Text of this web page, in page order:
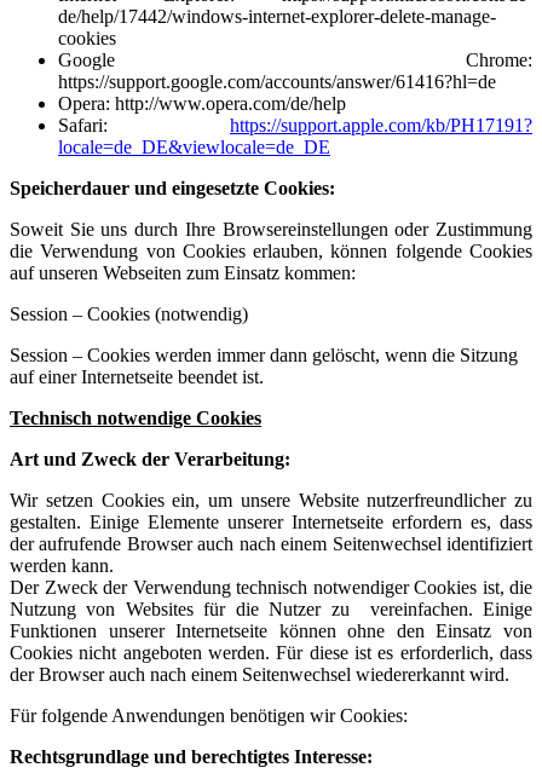
de/help/17442/windows-internet-explorer-delete-manage-
cookies
Google Chrome:
https://support.google.com/accounts/answer/61416?hl=de
Opera: http://www.opera.com/de/help
Safari: https://support.apple.com/kb/PH17191?
locale=de_DE&viewlocale=de_DE
Speicherdauer und eingesetzte Cookies:
Soweit Sie uns durch Ihre Browsereinstellungen oder Zustimmung
die Verwendung von Cookies erlauben, können folgende Cookies
auf unseren Webseiten zum Einsatz kommen:
Session – Cookies (notwendig)
Session – Cookies werden immer dann gelöscht, wenn die Sitzung
auf einer Internetseite beendet ist.
Technisch notwendige Cookies
Art und Zweck der Verarbeitung:
Wir setzen Cookies ein, um unsere Website nutzerfreundlicher zu
gestalten. Einige Elemente unserer Internetseite erfordern es, dass
der aufrufende Browser auch nach einem Seitenwechsel identifiziert
werden kann.
Der Zweck der Verwendung technisch notwendiger Cookies ist, die
Nutzung von Websites für die Nutzer zu vereinfachen. Einige
Funktionen unserer Internetseite können ohne den Einsatz von
Cookies nicht angeboten werden. Für diese ist es erforderlich, dass
der Browser auch nach einem Seitenwechsel wiedererkannt wird.
Für folgende Anwendungen benötigen wir Cookies:
Rechtsgrundlage und berechtigtes Interesse: